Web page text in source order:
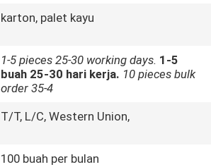
karton, palet kayu
1-5 pieces 25-30 working days. 1-5
buah 25-30 hari kerja. 10 pieces bulk
order 35-4
T/T, L/C, Western Union,
100 buah per bulan